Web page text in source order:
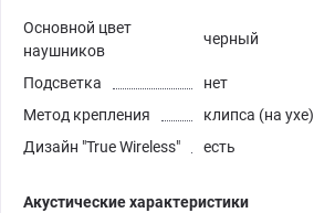
Основной цвет
наушников
черный
Подсветка
нет
Метод крепления
клипса (на ухе)
Дизайн "True Wireless"
есть
Акустические характеристики